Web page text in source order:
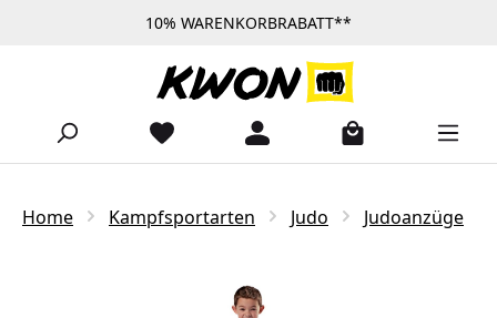
Zum Hauptinhalt springen10% WARENKORBRABATT**
Home Kampfsportarten Judo Judoanzüge